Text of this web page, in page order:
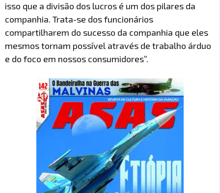
isso que a divisão dos lucros é um dos pilares da
companhia. Trata-se dos funcionários
compartilharem do sucesso da companhia que eles
mesmos tornam possível através de trabalho árduo
e do foco em nossos consumidores”.